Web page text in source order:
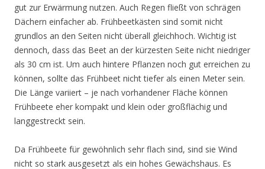
gut zur Erwärmung nutzen. Auch Regen fließt von schrägen
Dächern einfacher ab. Frühbeetkästen sind somit nicht
grundlos an den Seiten nicht überall gleichhoch. Wichtig ist
dennoch, dass das Beet an der kürzesten Seite nicht niedriger
als 30 cm ist. Um auch hintere Pflanzen noch gut erreichen zu
können, sollte das Frühbeet nicht tiefer als einen Meter sein.
Die Länge variiert – je nach vorhandener Fläche können
Frühbeete eher kompakt und klein oder großflächig und
langgestreckt sein.
Da Frühbeete für gewöhnlich sehr flach sind, sind sie Wind
nicht so stark ausgesetzt als ein hohes Gewächshaus. Es